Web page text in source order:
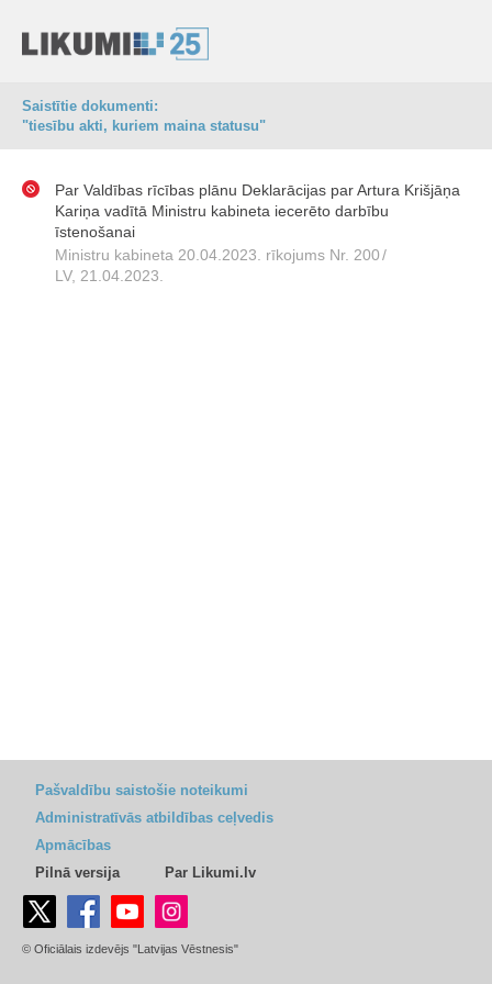
Saistītie dokumenti:
"tiesību akti, kuriem maina statusu"
Par Valdības rīcības plānu Deklarācijas par Artura Krišjāņa
Kariņa vadītā Ministru kabineta iecerēto darbību
īstenošanai
Ministru kabineta 20.04.2023. rīkojums Nr. 200/
LV, 21.04.2023.
Pašvaldību saistošie noteikumi
Administratīvās atbildības ceļvedis
Apmācības
Pilnā versija
Par Likumi.lv
© Oficiālais izdevējs "Latvijas Vēstnesis"